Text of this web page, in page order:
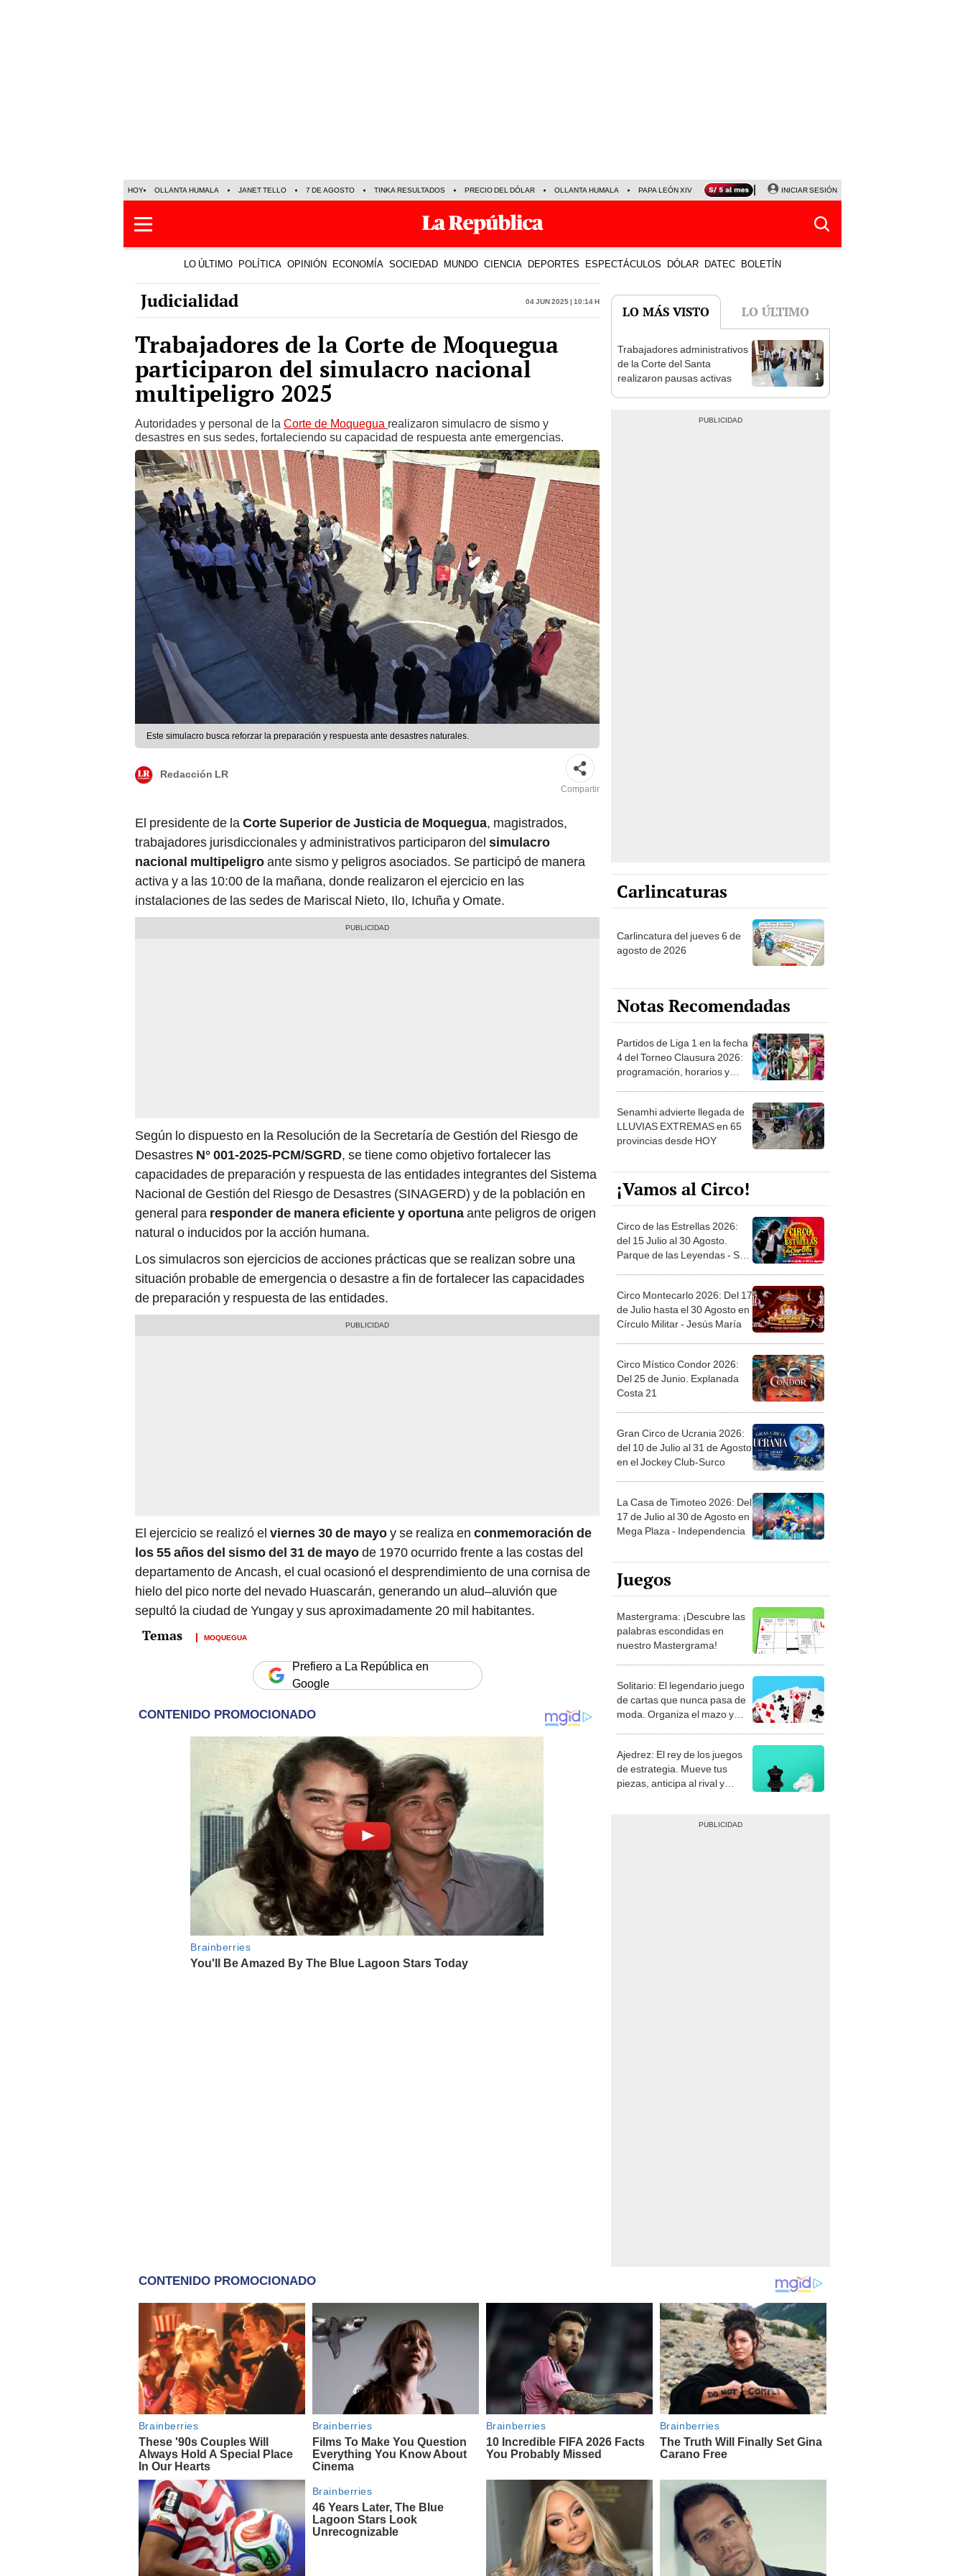
HOY OLLANTA HUMALA JANET TELLO 7 DE AGOSTO TINKA RESULTADOS PRECIO DEL DÓLAR OLLANTA HUMALA PAPA LEÓN XIV NALDY SALDAÑA LA BELLA LUZ
INICIAR SESIÓN
LO ÚLTIMO POLÍTICA OPINIÓN ECONOMÍA SOCIEDAD MUNDO CIENCIA DEPORTES ESPECTÁCULOS DÓLAR DATEC BOLETÍN
Judicialidad 04 Jun 2025 | 10:14 h
Trabajadores de la Corte de Moquegua
participaron del simulacro nacional
multipeligro 2025
Autoridades y personal de la Corte de Moquegua realizaron simulacro de sismo y
desastres en sus sedes, fortaleciendo su capacidad de respuesta ante emergencias.
Este simulacro busca reforzar la preparación y respuesta ante desastres naturales.
Redacción LR
Compartir
El presidente de laCorte Superior de Justicia de Moquegua, magistrados,
trabajadores jurisdiccionales y administrativos participaron del simulacro
nacional multipeligroante sismo y peligros asociados. Se participó de manera
activa y a las 10:00 de la mañana, donde realizaron el ejercicio en las
instalaciones de las sedes de Mariscal Nieto, Ilo, Ichuña y Omate.
Según lo dispuesto en la Resolución de la Secretaría de Gestión del Riesgo de
Desastres N° 001-2025-PCM/SGRD, se tiene como objetivo fortalecer las
capacidades de preparación y respuesta de las entidades integrantes del Sistema
Nacional de Gestión del Riesgo de Desastres (SINAGERD) y de la población en
general para responder de manera eficiente y oportunaante peligros de origen
natural o inducidos por la acción humana.
Los simulacros son ejercicios de acciones prácticas que se realizan sobre una
situación probable de emergencia o desastre a fin de fortalecer las capacidades
de preparación y respuesta de las entidades.
El ejercicio se realizó el viernes 30 de mayoy se realiza en conmemoración de
los 55 años del sismo del 31 de mayode 1970 ocurrido frente a las costas del
departamento de Ancash, el cual ocasionó el desprendimiento de una cornisa de
hielo del pico norte del nevado Huascarán, generando un alud–aluvión que
sepultó la ciudad de Yungay y sus aproximadamente 20 mil habitantes.
MOQUEGUA
Prefiero a La República en
Google
LO MÁS VISTO LO ÚLTIMO
1
Trabajadores administrativos
de la Corte del Santa
realizaron pausas activas
Carlincaturas
Carlincatura del jueves 6 de
agosto de 2026
Notas Recomendadas
Partidos de Liga 1 en la fecha
4 del Torneo Clausura 2026:
programación, horarios y
Senamhi advierte llegada de
LLUVIAS EXTREMAS en 65
provincias desde HOY
¡Vamos al Circo!
Circo de las Estrellas 2026:
del 15 Julio al 30 Agosto.
Parque de las Leyendas - San
Circo Montecarlo 2026: Del 17
de Julio hasta el 30 Agosto en
Círculo Militar - Jesús María
Circo Místico Condor 2026:
Del 25 de Junio. Explanada
Costa 21
Gran Circo de Ucrania 2026:
del 10 de Julio al 31 de Agosto
en el Jockey Club-Surco
La Casa de Timoteo 2026: Del
17 de Julio al 30 de Agosto en
Mega Plaza - Independencia
Juegos
Mastergrama: ¡Descubre las
palabras escondidas en
nuestro Mastergrama!
Solitario: El legendario juego
de cartas que nunca pasa de
moda. Organiza el mazo y
Ajedrez: El rey de los juegos
de estrategia. Mueve tus
piezas, anticipa al rival y